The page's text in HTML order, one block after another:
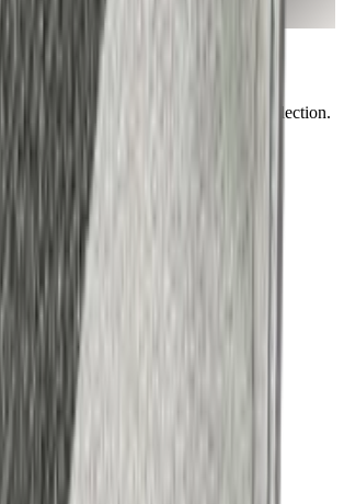
Dekokissen aus der Earth & Grey Collection.
Lite.